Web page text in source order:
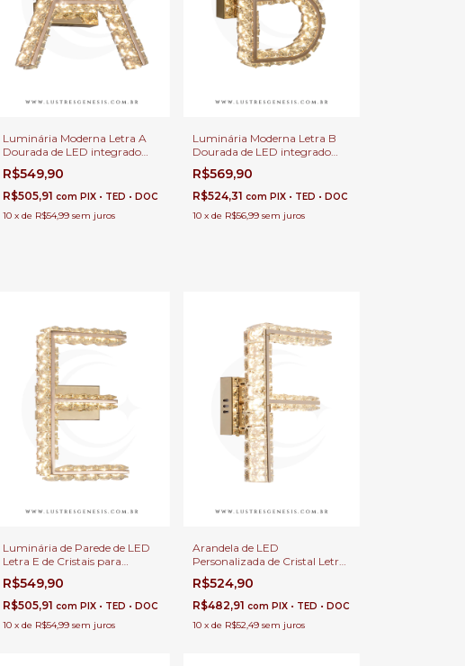
Luminária Moderna Letra A
Dourada de LED integrado
3000k para Decoração,
Cabeceira de Cama, Corredor
e Quartos
R$549,90
R$505,91 com PIX • TED • DOC
10 x de R$54,99 sem juros
Luminária Moderna Letra B
Dourada de LED integrado
3000k para Decoração,
Cabeceira de Cama, Corredor
e Quartos
R$569,90
R$524,31 com PIX • TED • DOC
10 x de R$56,99 sem juros
Luminária de Parede de LED
Letra E de Cristais para
Decoração, Cabeceira de
Cama, Corredor, Escritório e
Quartos
R$549,90
R$505,91 com PIX • TED • DOC
10 x de R$54,99 sem juros
Arandela de LED
Personalizada de Cristal Letra
F Personalizada Dourada Para
Quartos Infantil, Escritórios e
Cabeceira de Cama
R$524,90
R$482,91 com PIX • TED • DOC
10 x de R$52,49 sem juros